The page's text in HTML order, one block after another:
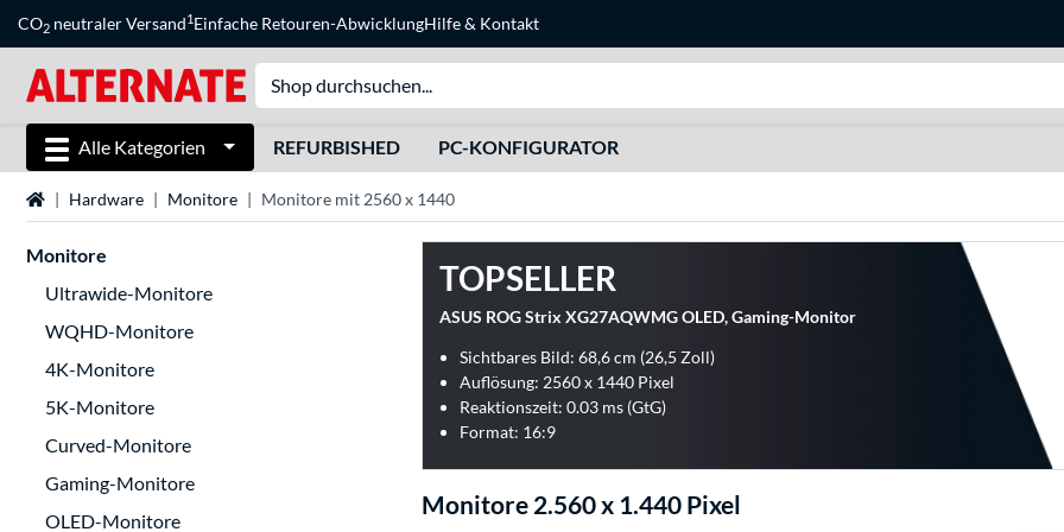
CO2 neutraler Versand1Einfache Retouren-AbwicklungHilfe& Kontakt
Alle Kategorien REFURBISHED PC-KONFIGURATOR
StartseiteHardware Monitore Monitore mit 2560 x 1440
Monitore
Ultrawide-Monitore
WQHD-Monitore
4K-Monitore
5K-Monitore
Curved-Monitore
Gaming-Monitore
OLED-Monitore
TOPSELLER
ASUS ROG Strix XG27AQWMG OLED, Gaming-Monitor
Sichtbares Bild: 68,6 cm (26,5 Zoll)
Auflösung: 2560 x 1440 Pixel
Reaktionszeit: 0.03 ms (GtG)
Format: 16:9
Monitore 2.560 x 1.440 Pixel